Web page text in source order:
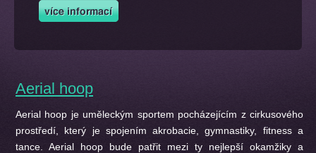
Aerial hoop
Aerial hoop je uměleckým sportem pocházejícím z cirkusového
prostředí, který je spojením akrobacie, gymnastiky, fitness a
tance. Aerial hoop bude patřit mezi ty nejlepší okamžiky a